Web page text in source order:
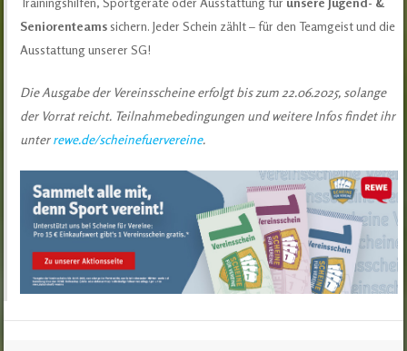
Seniorenteams sichern. Jeder Schein zählt – für den Teamgeist und die
Ausstattung unserer SG!
Die Ausgabe der Vereinsscheine erfolgt bis zum 22.06.2025, solange
der Vorrat reicht. Teilnahmebedingungen und weitere Infos findet ihr
unterrewe.de/scheinefuervereine.